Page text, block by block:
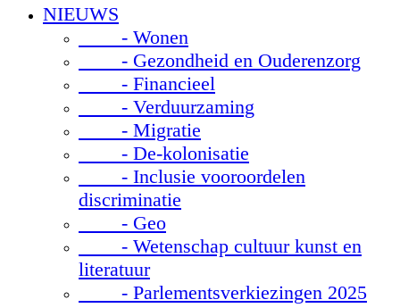
NIEUWS
- Wonen
- Gezondheid en Ouderenzorg
- Financieel
- Verduurzaming
- Migratie
- De-kolonisatie
- Inclusie vooroordelen
discriminatie
- Geo
- Wetenschap cultuur kunst en
literatuur
- Parlementsverkiezingen 2025